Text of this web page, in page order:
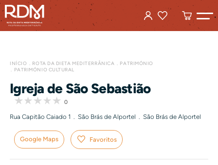
INÍCIO ROTA DA DIETA MEDITERRÂNICA
PATRIMÓNIO
PATRIMÓNIO CULTURAL
Igreja de São Sebastião
0
Rua Capitão Caiado 1 . São Brás de Alportel . São Brás de Alportel
Google Maps Favoritos